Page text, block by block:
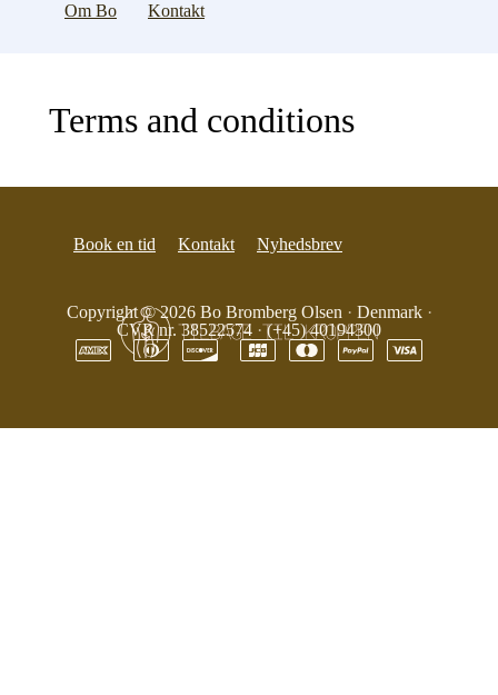
Om Bo Kontakt
Terms and conditions
Book en tid Kontakt Nyhedsbrev
Copyright © 2026 Bo Bromberg Olsen · Denmark ·
CVR nr. 38522574 ·(+45) 40194300